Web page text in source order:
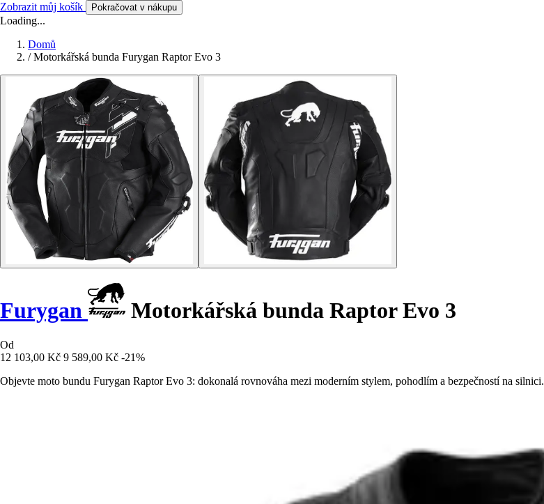
Zobrazit můj košík Pokračovat v nákupu
Loading...
Domů
/ Motorkářská bunda Furygan Raptor Evo 3
Furygan Motorkářská bunda Raptor Evo 3
Od
12 103,00 Kč 9 589,00 Kč -21%
Objevte moto bundu Furygan Raptor Evo 3: dokonalá rovnováha mezi moderním stylem, pohodlím a bezpečností na silnici.